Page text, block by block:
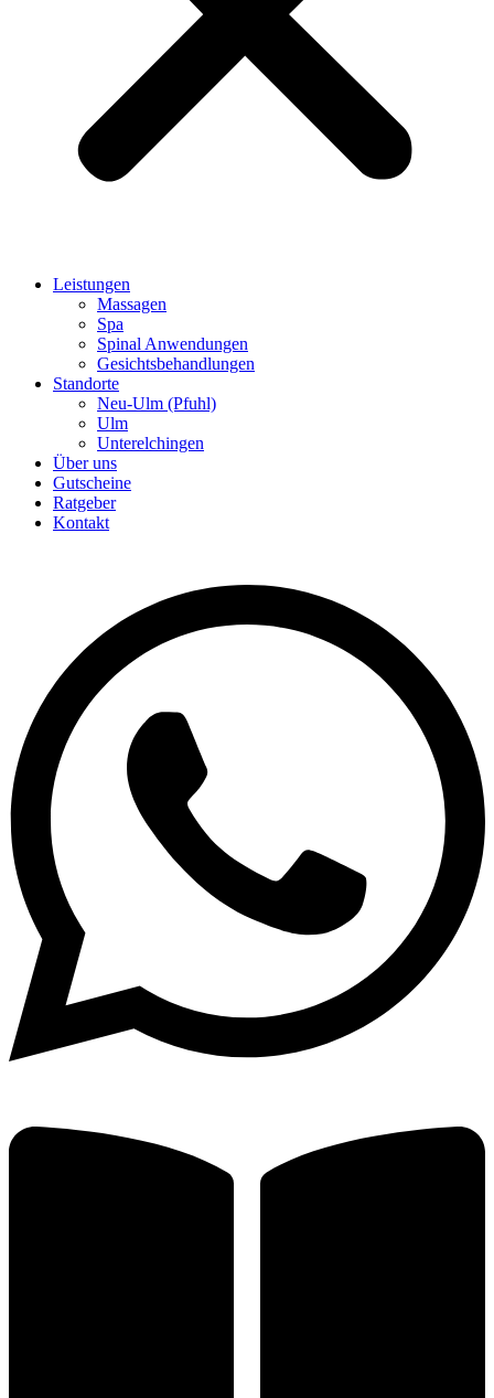
Leistungen
Massagen
Spa
Spinal Anwendungen
Gesichtsbehandlungen
Standorte
Neu-Ulm (Pfuhl)
Ulm
Unterelchingen
Über uns
Gutscheine
Ratgeber
Kontakt